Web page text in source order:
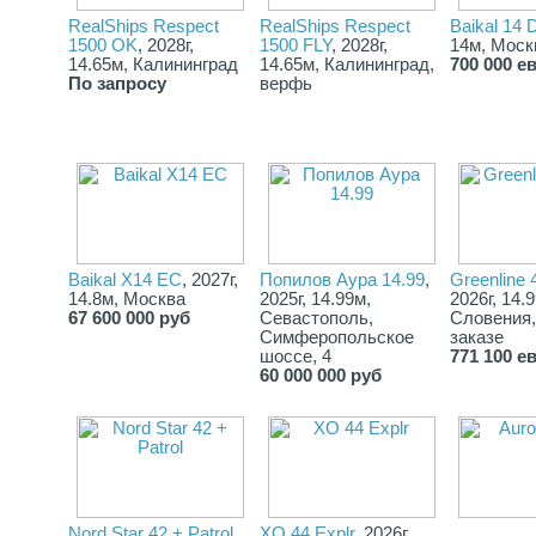
джойстик + бортовой компьютер + однорычажное управление
круиз-контроль + усилитель дифферента
✔Тип двигателя: Дизель
✔Сухой вес: 13500 кг
✔Максимальная скорость 35 узла
✔Каюты 1
✔Тип корпуса Глиссирующий
✔Сертификация CE B/C
✓ Элементы, устанавливаемые на T-Top (дополнительные или
черные, некоторые матовые черные. Сталь остается такой,
какая она есть, или окрашивается в черный цвет (в
зависимости от модели). Антенна DPS (при наличии
✓ Система сбора серых вод из душа
RealShips Respect
1500 OK, 2028г,
14.65м, Калининград
По запросу
RealShips Respect
1500 FLY, 2028г,
14.65м, Калининград,
верфь
Baikal 14
14м,
700 000
Baikal X14 EC, 2027г,
14.8м, Москва
67 600 000 руб
Попилов Аура 14.99,
2025г, 14.99м,
Севастополь,
Симферопольское
шоссе, 4
60 000 000 руб
Greenline
2026г,
заказе
771 100